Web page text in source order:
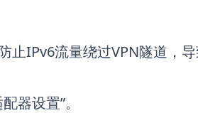
IPv6流量绕过VPN隧道，导
器设置”。